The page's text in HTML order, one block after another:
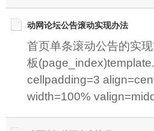
动网论坛公告滚动实现办法
首页单条滚动公告的实
板
cellpadding=3
width=100%